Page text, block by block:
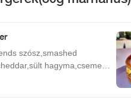
szósz,smashed
hagyma,csemege